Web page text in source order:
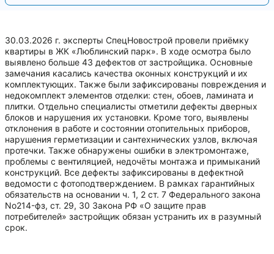
30.03.2026 г. эксперты СпецНовострой провели приёмку
квартиры в ЖК «Люблинский парк». В ходе осмотра было
выявлено больше 43 дефектов от застройщика. Основные
замечания касались качества оконных конструкций и их
комплектующих. Также были зафиксированы повреждения и
недокомплект элементов отделки: стен, обоев, ламината и
плитки. Отдельно специалисты отметили дефекты дверных
блоков и нарушения их установки. Кроме того, выявлены
отклонения в работе и состоянии отопительных приборов,
нарушения герметизации и сантехнических узлов, включая
протечки. Также обнаружены ошибки в электромонтаже,
проблемы с вентиляцией, недочёты монтажа и примыканий
конструкций. Все дефекты зафиксированы в дефектной
ведомости с фотоподтверждением. В рамках гарантийных
обязательств на основании ч. 1, 2 ст. 7 Федерального закона
No214-фз, ст. 29, 30 Закона РФ «О защите прав
потребителей» застройщик обязан устранить их в разумный
срок.